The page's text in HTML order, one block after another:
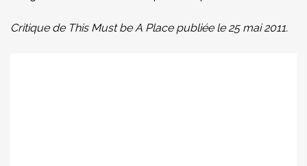
Critique de This Must be A Place publiée le 25 mai 2011.